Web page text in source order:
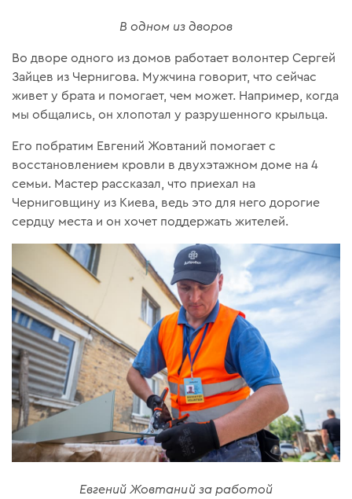
В одном из дворов
Во дворе одного из домов работает волонтер Сергей
Зайцев из Чернигова. Мужчина говорит, что сейчас
живет у брата и помогает, чем может. Например, когда
мы общались, он хлопотал у разрушенного крыльца.
Его побратим Евгений Жовтаний помогает с
восстановлением кровли в двухэтажном доме на 4
семьи. Мастер рассказал, что приехал на
Черниговщину из Киева, ведь это для него дорогие
сердцу места и он хочет поддержать жителей.
Евгений Жовтаний за работой